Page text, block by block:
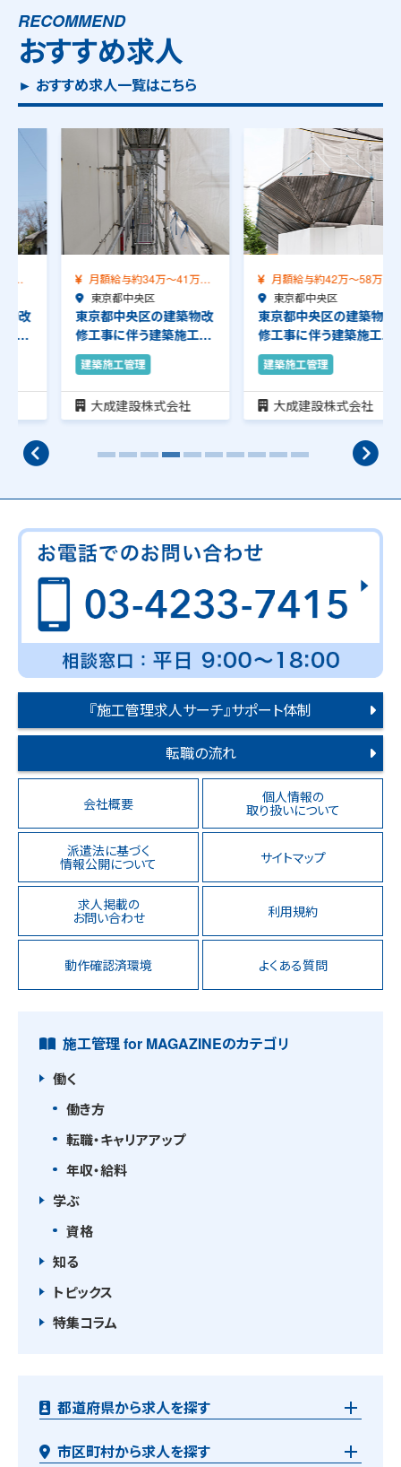
RECOMMEND
おすすめ求人
► おすすめ求人一覧はこちら
月額給与約34万～41万
（前職給与保証）…
東京都中央区
東京都中央区の建築物改
修工事に伴う建築施工管
理のお仕事です。…
建築施工管理
大成建設株式会社
月額給与約42万～58万
（前職給与保証）…
東京都中央区
東京都中央区の建築物改
修工事に伴う建築施工管
理のお仕事です。…
建築施工管理
大成建設株式会社
『施工管理求人サーチ』サポート体制
転職の流れ
会社概要 個人情報の
取り扱いについて
派遣法に基づく
情報公開について サイトマップ
求人掲載の
お問い合わせ 利用規約
動作確認済環境 よくある質問
施工管理 for MAGAZINEのカテゴリ
働く
働き方
転職・キャリアアップ
年収・給料
学ぶ
資格
知る
トピックス
特集コラム
都道府県から求人を探す
市区町村から求人を探す